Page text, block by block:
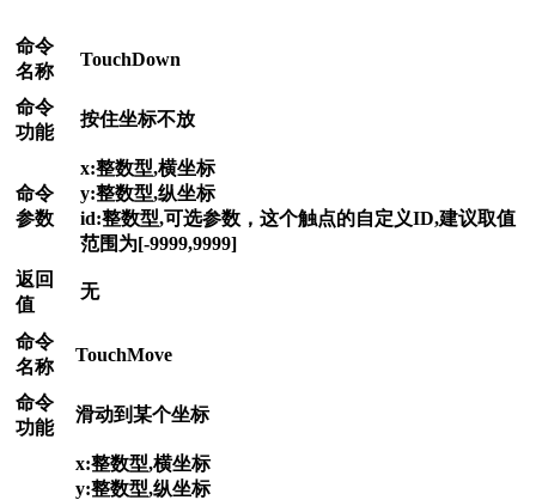
命令
名称
TouchDown
命令
功能
按住坐标不放
命令
参数
x:整数型,横坐标
y:整数型,纵坐标
id:整数型,可选参数，这个触点的自定义ID,建议取值
范围为[-9999,9999]
返回
值
无
命令
名称
TouchMove
命令
功能
滑动到某个坐标
x:整数型,横坐标
y:整数型,纵坐标